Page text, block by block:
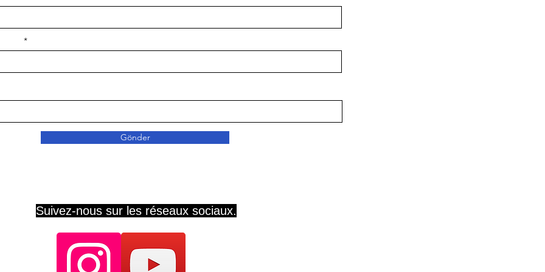
Gönder
Suivez-nous sur les réseaux sociaux.